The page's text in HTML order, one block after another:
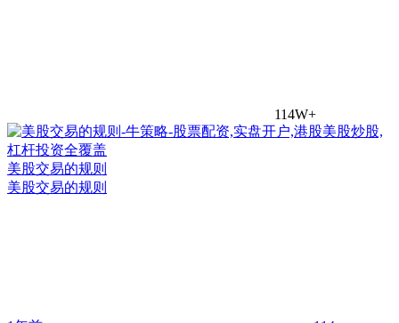
114W+
美股交易的规则
美股交易的规则